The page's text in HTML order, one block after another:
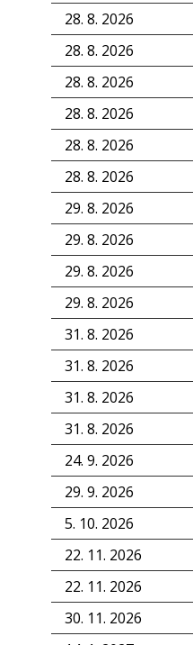
28. 8. 2026
28. 8. 2026
28. 8. 2026
28. 8. 2026
28. 8. 2026
28. 8. 2026
29. 8. 2026
29. 8. 2026
29. 8. 2026
29. 8. 2026
31. 8. 2026
31. 8. 2026
31. 8. 2026
31. 8. 2026
24. 9. 2026
29. 9. 2026
5. 10. 2026
22. 11. 2026
22. 11. 2026
30. 11. 2026